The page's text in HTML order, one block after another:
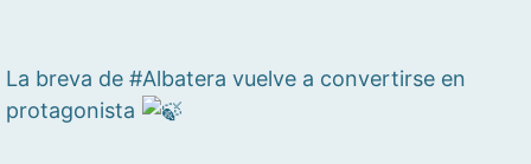
La breva de #Albatera vuelve a convertirse en
protagonista